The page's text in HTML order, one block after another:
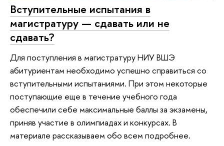
Вступительные испытания в
магистратуру — сдавать или не
сдавать?
Для поступления в магистратуру НИУ ВШЭ
абитуриентам необходимо успешно справиться со
вступительными испытаниями. При этом некоторые
поступающие еще в течение учебного года
обеспечили себе максимальные баллы за экзамены,
приняв участие в олимпиадах и конкурсах. В
материале рассказываем обо всем подробнее.